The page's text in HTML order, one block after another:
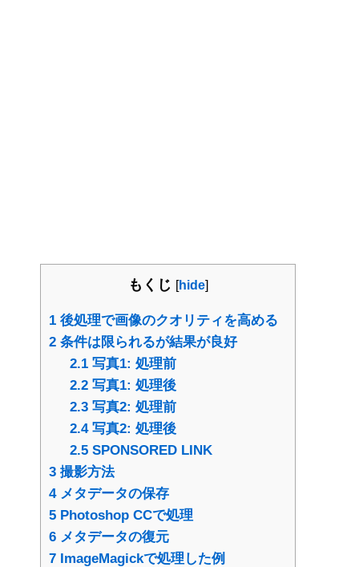
もくじ [hide]
1 後処理で画像のクオリティを高める
2 条件は限られるが結果が良好
2.1写真1: 処理前
2.2写真1: 処理後
2.3写真2: 処理前
2.4写真2: 処理後
2.5SPONSORED LINK
3 撮影方法
4メタデータの保存
5 Photoshop CCで処理
6 メタデータの復元
7 ImageMagickで処理した例